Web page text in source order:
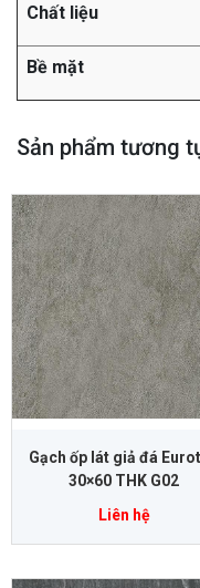
Chất liệu
Bề mặt
Sản phẩm tương
Gạch ốp lát giả đá
30×60 THK G02
Liên hệ